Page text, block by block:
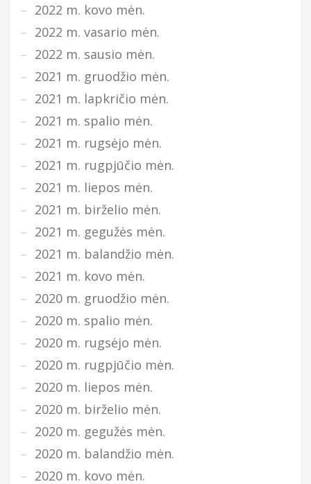
2022 m. kovo mėn.
2022 m. vasario mėn.
2022 m. sausio mėn.
2021 m. gruodžio mėn.
2021 m. lapkričio mėn.
2021 m. spalio mėn.
2021 m. rugsėjo mėn.
2021 m. rugpjūčio mėn.
2021 m. liepos mėn.
2021 m. birželio mėn.
2021 m. gegužės mėn.
2021 m. balandžio mėn.
2021 m. kovo mėn.
2020 m. gruodžio mėn.
2020 m. spalio mėn.
2020 m. rugsėjo mėn.
2020 m. rugpjūčio mėn.
2020 m. liepos mėn.
2020 m. birželio mėn.
2020 m. gegužės mėn.
2020 m. balandžio mėn.
2020 m. kovo mėn.